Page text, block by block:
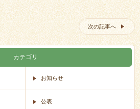
次の記事へ
カテゴリ
お知らせ
公表